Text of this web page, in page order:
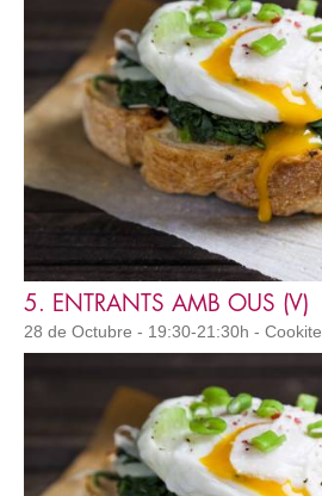
5. ENTRANTS AMB OUS (V)
28 de Octubre - 19:30-21:30h -